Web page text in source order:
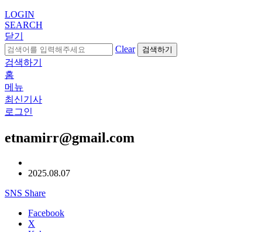
LOGIN
SEARCH
닫기
Clear
검색하기
검색하기
홈
메뉴
최신기사
로그인
etnamirr@gmail.com
2025.08.07
SNS Share
Facebook
X